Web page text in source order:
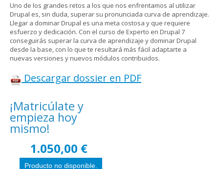
Uno de los grandes retos a los que nos enfrentamos al utilizar
Drupal es, sin duda, superar su pronunciada curva de aprendizaje.
Llegar a dominar Drupal es una meta costosa y que requiere
esfuerzo y dedicación. Con el curso de Experto en Drupal 7
conseguirás superar la curva de aprendizaje y dominar Drupal
desde la base, con lo que te resultará más fácil adaptarte a
nuevas versiones y nuevos módulos contribuidos.
Descargar dossier en PDF
¡Matricúlate y
empieza hoy
mismo!
1.050,00 €
Pestañas verticales